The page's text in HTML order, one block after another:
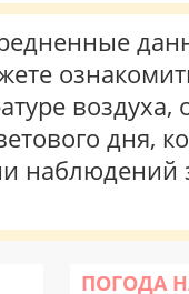
воздуха,
дня,
наблюдений
ПОГОДА